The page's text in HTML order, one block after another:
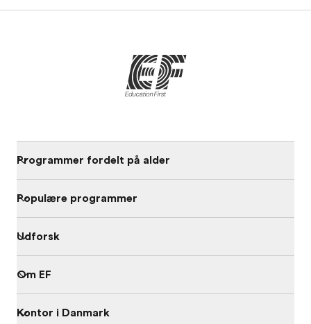
Programmer fordelt på alder
Populære programmer
Udforsk
Om EF
Kontor i Danmark